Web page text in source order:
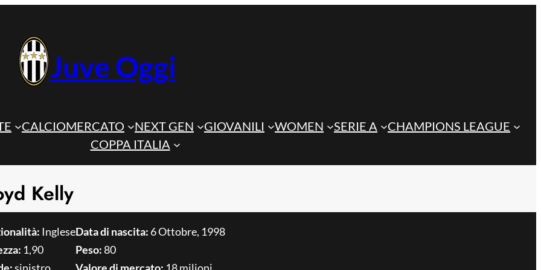
Juve Oggi
CALCIOMERCATO NEXT GEN GIOVANILI WOMEN SERIE A
CHAMPIONS LEAGUE
COPPA ITALIA
Kelly
Inglese
1,90
sinistro
Data di nascita: 6 Ottobre, 1998
Peso:80
Valore di mercato: 18 milioni